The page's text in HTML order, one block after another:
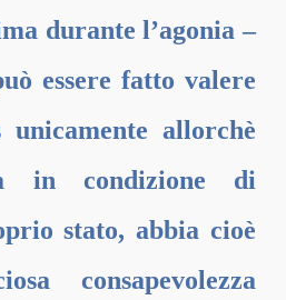
durante l’agonia –
essere fatto valere
allorchè
in condizione di
stato, abbia cioè
consapevolezza